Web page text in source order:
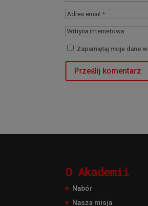
Zapamiętaj moje dane
O Akademii
Nabór
Nasza misja